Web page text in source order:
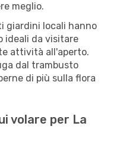
meglio.
giardini locali hanno
ideali da visitare
attività all'aperto.
dal trambusto
di più sulla flora
volare per La